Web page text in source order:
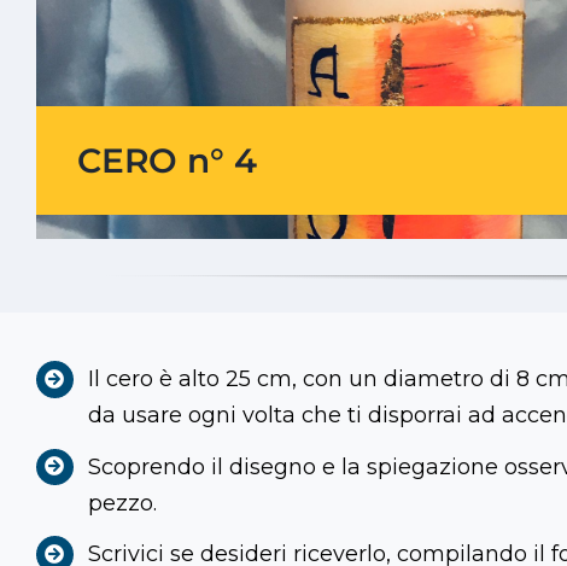
CERO n° 4
Il cero è alto 25 cm, con un diametro di 8
da usare ogni volta che ti disporrai ad
Scoprendo il disegno e la spiegazione
pezzo.
Scrivici se desideri riceverlo, compilando